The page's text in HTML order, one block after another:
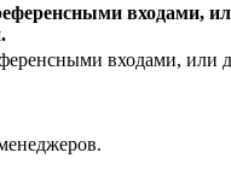
входами,
входами, или